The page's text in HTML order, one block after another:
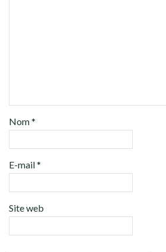
Nom*
E-mail*
Site web